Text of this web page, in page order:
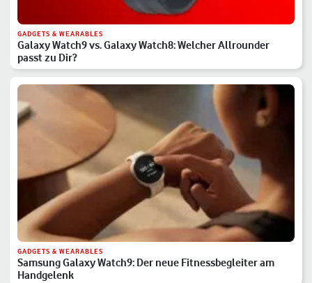
GADGETS & WEARABLES
Galaxy Watch9 vs. Galaxy Watch8: Welcher Allrounder
passt zu Dir?
GADGETS & WEARABLES
Samsung Galaxy Watch9: Der neue Fitnessbegleiter am
Handgelenk